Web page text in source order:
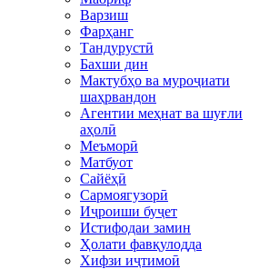
Варзиш
Фарҳанг
Тандурустӣ
Бахши дин
Мактубҳо ва муроҷиати
шаҳрвандон
Агентии меҳнат ва шуғли
аҳолӣ
Меъморӣ
Матбуот
Сайёҳӣ
Сармоягузорӣ
Иҷроиши буҷет
Истифодаи замин
Ҳолати фавқулодда
Хифзи иҷтимоӣ